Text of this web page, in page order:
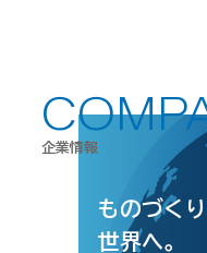
企業情報
ものづくり
世界へ。